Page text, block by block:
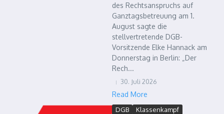
des Rechtsanspruchs auf
Ganztagsbetreuung am 1.
August sagte die
stellvertretende DGB-
Vorsitzende Elke Hannack am
Donnerstag in Berlin: „Der
Rech...
30. Juli 2026
Read More
DGB Klassenkampf